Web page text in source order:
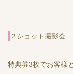
２ショット撮影会
特典券3枚でお客様